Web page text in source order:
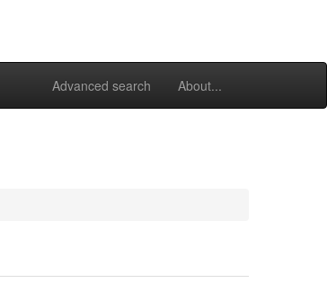
Advanced search About...